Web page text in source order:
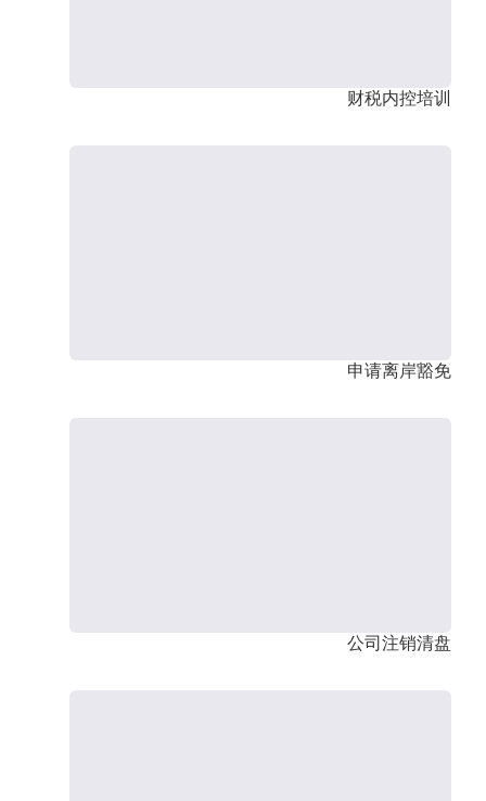
财税内控培训
申请离岸豁免
公司注销清盘